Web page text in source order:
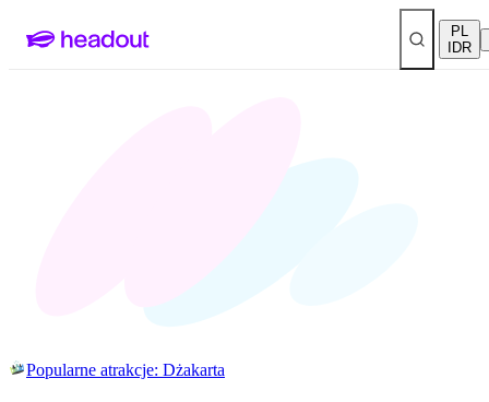
PL
IDR
Popularne atrakcje: Dżakarta